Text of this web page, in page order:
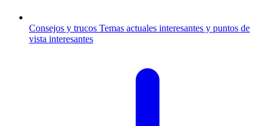
Consejos y trucos Temas actuales interesantes y puntos de
vista interesantes